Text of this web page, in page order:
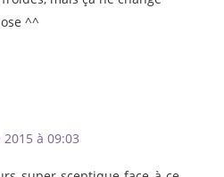
^^
à 09:03